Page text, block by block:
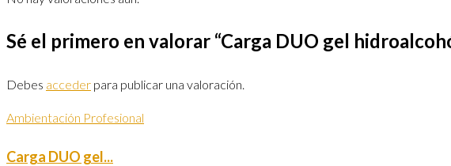
Sé el primero en valorar “Carga DUO gel
Debes acceder para publicar una valoración.
Ambientación Profesional
Carga DUO gel...